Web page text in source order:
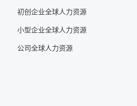
初创企业全球人力资源
小型企业全球人力资源
公司全球人力资源